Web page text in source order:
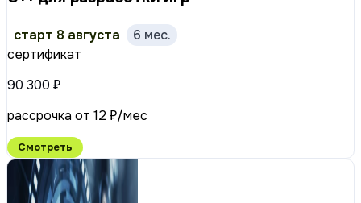
старт 8 августа
6 мес.
сертификат
90 300 ₽
рассрочка от 12 ₽/мес
Смотреть